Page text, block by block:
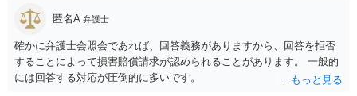
とを示すものといえます。また、当初の契約金額で過大な開発を強い
ているわけではないため、ベンダ側の主張には根拠が乏しい可能性が
あります。 ご相談者がベンダからの追加費用の提案を拒否し、合意済
みの機能一覧の範囲内で対応している限り、単なる打合せ頻度や回答
のやり取りのみをもって協力義務違反と認定され、全責任を負わされ
る可能性は低いと考えられます。むしろ、納期遅延が生じている現状
匿名A 弁護士
確かに弁護士会照会であれば、回答義務がありますから、回答を拒否
することによって損害賠償請求が認められることがあります。 一般的
には回答する対応が圧倒的に多いです。